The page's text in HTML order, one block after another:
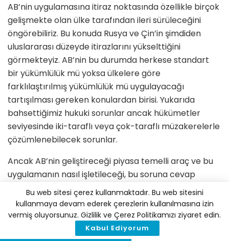
AB’nin uygulamasına itiraz noktasında özellikle birçok
gelişmekte olan ülke tarafından ileri sürüleceğini
öngörebiliriz. Bu konuda Rusya ve Çin’in şimdiden
uluslararası düzeyde itirazlarını yükselttiğini
görmekteyiz. AB’nin bu durumda herkese standart
bir yükümlülük mü yoksa ülkelere göre
farklılaştırılmış yükümlülük mü uygulayacağı
tartışılması gereken konulardan birisi. Yukarıda
bahsettiğimiz hukuki sorunlar ancak hükümetler
seviyesinde iki-taraflı veya çok-taraflı müzakerelerle
çözümlenebilecek sorunlar.
Ancak AB’nin geliştireceği piyasa temelli araç ve bu
uygulamanın nasıl işletileceği, bu soruna cevap
verebilir. AB’nin bu konuda gümrük vergisi haricinde
uygulayacağı ekonomik enstrüman olarak
alternatifleri de detaylı olarak tartışılıyor. Bunların
içinde en öne çıkanlardan birisi KDV, ÖTV benzeri bir
Bu web sitesi çerez kullanmaktadır. Bu web sitesini
kullanmaya devam ederek çerezlerin kullanılmasına izin
vermiş oluyorsunuz. Gizlilik ve Çerez Politikamızı ziyaret edin.
Kabul Ediyorum